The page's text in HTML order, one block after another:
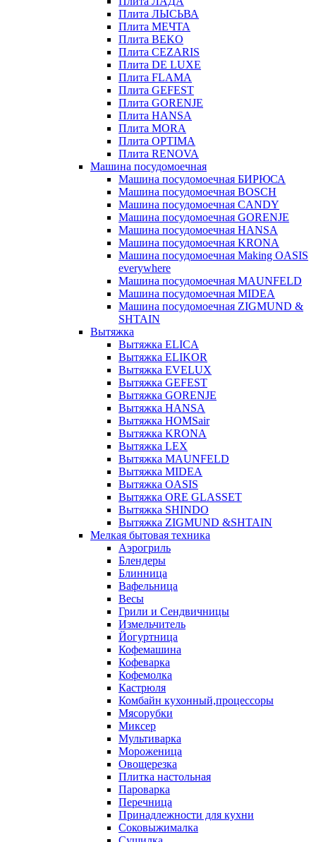
Плита ЛЫСЬВА
Плита МЕЧТА
Плита BEKO
Плита CEZARIS
Плита DE LUXE
Плита FLAMA
Плита GEFEST
Плита GORENJE
Плита HANSA
Плита MORA
Плита OPTIMA
Плита RENOVA
Машина посудомоечная
Машина посудомоечная БИРЮСА
Машина посудомоечная BOSCH
Машина посудомоечная CANDY
Машина посудомоечная GORENJE
Машина посудомоечная HANSA
Машина посудомоечная KRONA
Машина посудомоечная Making OASIS
everywhere
Машина посудомоечная MAUNFELD
Машина посудомоечная MIDEA
Машина посудомоечная ZIGMUND &
SHTAIN
Вытяжка
Вытяжка ELICA
Вытяжка ELIKOR
Вытяжка EVELUX
Вытяжка GEFEST
Вытяжка GORENJE
Вытяжка HANSA
Вытяжка HOMSair
Вытяжка KRONA
Вытяжка LEX
Вытяжка MAUNFELD
Вытяжка MIDEA
Вытяжка OASIS
Вытяжка ORE GLASSET
Вытяжка SHINDO
Вытяжка ZIGMUND &SHTAIN
Мелкая бытовая техника
Аэрогриль
Блендеры
Блинница
Вафельница
Весы
Грили и Сендвичницы
Измельчитель
Йогуртница
Кофемашина
Кофеварка
Кофемолка
Кастрюля
Комбайн кухонный,процессоры
Мясорубки
Миксер
Мультиварка
Мороженица
Овощерезка
Плитка настольная
Пароварка
Перечница
Принадлежности для кухни
Соковыжималка